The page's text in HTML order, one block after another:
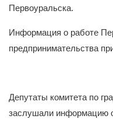
Первоуральска.
Информация о работе
предпринимательства
Депутаты комитета по
заслушали информацию